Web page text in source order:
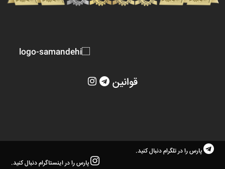
قوانین
پارس را در تلگرام دنبال کنید.
پارس را در اینستاگرام دنبال کنید.